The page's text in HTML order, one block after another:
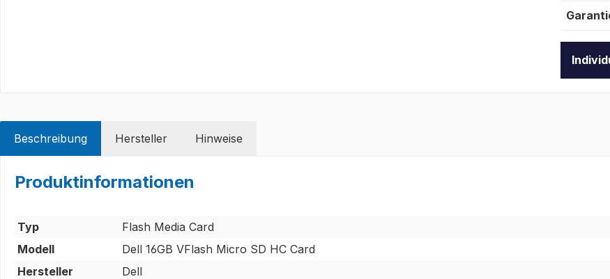
Beschreibung Hersteller Hinweise
Produktinformationen
Typ
Flash Media Card
Modell
Dell 16GB VFlash Micro SD HC Card
Hersteller
Dell